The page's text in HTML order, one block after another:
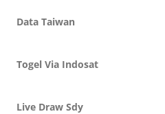
Data Taiwan
Togel Via Indosat
Live Draw Sdy